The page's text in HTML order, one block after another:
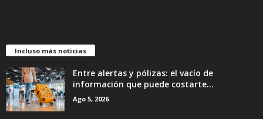
Incluso más noticias
Entre alertas y pólizas: el vacío de
información que puede costarte...
Ago 5, 2026